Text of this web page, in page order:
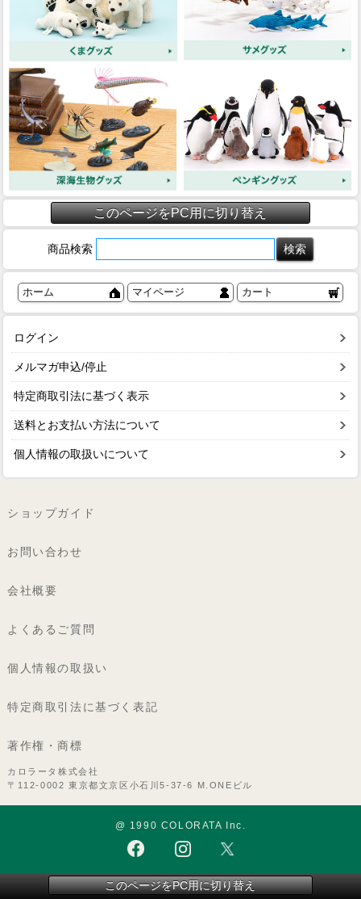
このページをPC用に切り替え
商品検索
ホーム マイページ カート
ログイン
メルマガ申込/停止
特定商取引法に基づく表示
送料とお支払い方法について
個人情報の取扱いについて
ショップガイド
お問い合わせ
会社概要
よくあるご質問
個人情報の取扱い
特定商取引法に基づく表記
著作権・商標
カロラータ株式会社
〒112-0002 東京都文京区小石川5-37-6 M.ONEビル
@ 1990 COLORATA Inc.
このページをPC用に切り替え